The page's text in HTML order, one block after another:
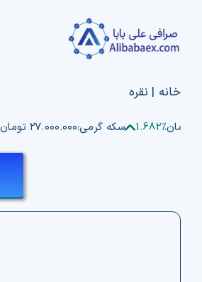
content
خانه | نقره
1.682% سکه گرمی:۲۷.۰۰۰.۰۰۰ تومان